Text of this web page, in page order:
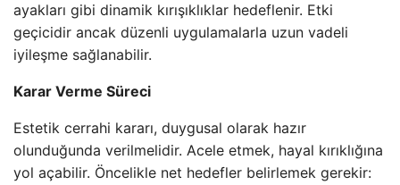
ayakları gibi dinamik kırışıklıklar hedeflenir. Etki
geçicidir ancak düzenli uygulamalarla uzun vadeli
iyileşme sağlanabilir.
Karar Verme Süreci
Estetik cerrahi kararı, duygusal olarak hazır
olunduğunda verilmelidir. Acele etmek, hayal kırıklığına
yol açabilir. Öncelikle net hedefler belirlemek gerekir: